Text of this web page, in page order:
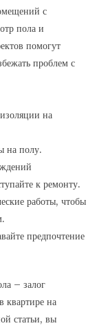
с
пола и
помогут
проблем с
на
на полу.
к ремонту.
работы, чтобы
предпочтение
– залог
квартире на
статьи, вы